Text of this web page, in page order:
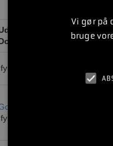
/
måned
LLC
Vi gør på
bruge